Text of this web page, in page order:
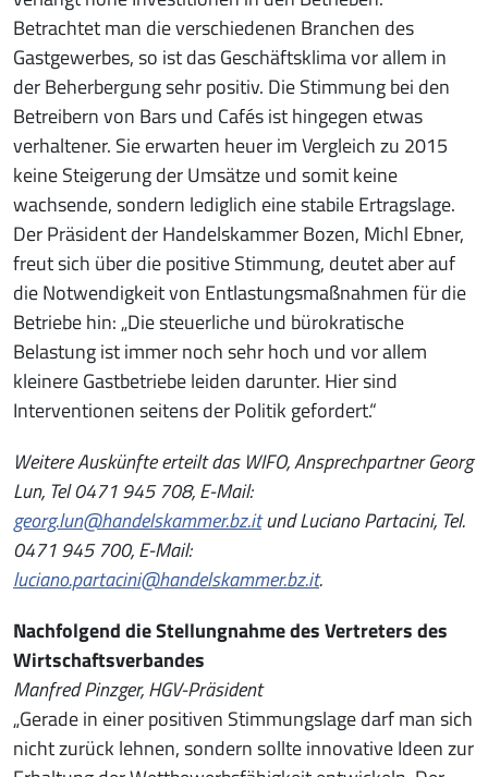
Betrachtet man die verschiedenen Branchen des
Gastgewerbes, so ist das Geschäftsklima vor allem in
der Beherbergung sehr positiv. Die Stimmung bei den
Betreibern von Bars und Cafés ist hingegen etwas
verhaltener. Sie erwarten heuer im Vergleich zu 2015
keine Steigerung der Umsätze und somit keine
wachsende, sondern lediglich eine stabile Ertragslage.
Der Präsident der Handelskammer Bozen, Michl Ebner,
freut sich über die positive Stimmung, deutet aber auf
die Notwendigkeit von Entlastungsmaßnahmen für die
Betriebe hin: „Die steuerliche und bürokratische
Belastung ist immer noch sehr hoch und vor allem
kleinere Gastbetriebe leiden darunter. Hier sind
Interventionen seitens der Politik gefordert.“
Weitere Auskünfte erteilt das WIFO, Ansprechpartner Georg
Lun, Tel 0471 945 708, E-Mail:
georg.lun@handelskammer.bz.itund Luciano Partacini, Tel.
0471 945 700, E-Mail:
luciano.partacini@handelskammer.bz.it.
Nachfolgend die Stellungnahme des Vertreters des
Wirtschaftsverbandes
Manfred Pinzger, HGV-Präsident
„Gerade in einer positiven Stimmungslage darf man sich
nicht zurück lehnen, sondern sollte innovative Ideen zur